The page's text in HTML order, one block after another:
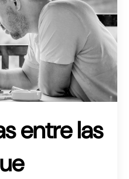
entre las